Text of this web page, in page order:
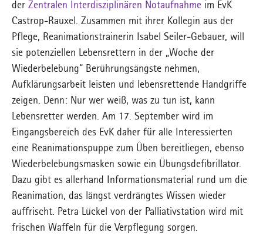
der Zentralen Interdisziplinären Notaufnahme im EvK
Castrop-Rauxel. Zusammen mit ihrer Kollegin aus der
Pflege, Reanimationstrainerin Isabel Seiler-Gebauer, will
sie potenziellen Lebensrettern in der „Woche der
Wiederbelebung“ Berührungsängste nehmen,
Aufklärungsarbeit leisten und lebensrettende Handgriffe
zeigen. Denn: Nur wer weiß, was zu tun ist, kann
Lebensretter werden. Am 17. September wird im
Eingangsbereich des EvK daher für alle Interessierten
eine Reanimationspuppe zum Üben bereitliegen, ebenso
Wiederbelebungsmasken sowie ein Übungsdefibrillator.
Dazu gibt es allerhand Informationsmaterial rund um die
Reanimation, das längst verdrängtes Wissen wieder
auffrischt. Petra Lückel von der Palliativstation wird mit
frischen Waffeln für die Verpflegung sorgen.